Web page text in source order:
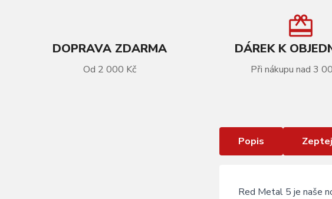
DOPRAVA ZDARMA
Od 2 000 Kč
DÁREK K
Při nákupu nad 3
VÍCE INFORMACÍ
Popis
Red Metal 5 je naše